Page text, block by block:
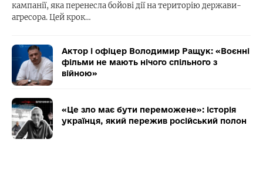
кампанії, яка перенесла бойові дії на територію держави-
агресора. Цей крок…
Актор і офіцер Володимир Ращук: «Воєнні
фільми не мають нічого спільного з
війною»
«Це зло має бути переможене»: історія
українця, який пережив російський полон